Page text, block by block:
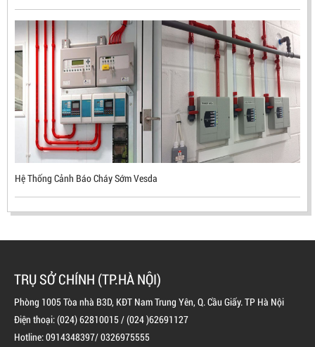
ĐẦU BÁO LỬA CHỐNG NỔ UV/IR- UX300 –
MEKASENTRON KOREA
LIÊN HỆ
Mã sản phẩm: UX300
Hệ Thống Cảnh Báo Cháy Sớm Vesda
TRỤ SỞ CHÍNH (TP.HÀ NỘI)
Phòng 1005 Tòa nhà B3D, KĐT Nam Trung Yên, Q. Cầu Giấy. TP Hà Nội
Điện thoại: (024) 62810015 / (024 )62691127
Hotline: 0914348397/ 0326975555